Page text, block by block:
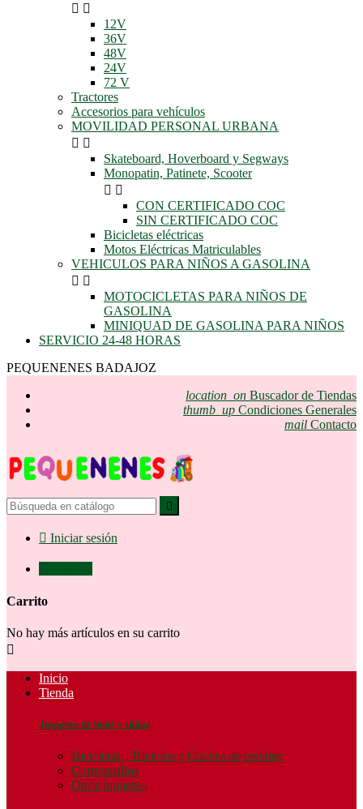
 
12V
36V
48V
24V
72 V
Tractores
Accesorios para vehículos
MOVILIDAD PERSONAL URBANA
 
Skateboard, Hoverboard y Segways
Monopatin, Patinete, Scooter
 
CON CERTIFICADO COC
SIN CERTIFICADO COC
Bicicletas eléctricas
Motos Eléctricas Matriculables
VEHICULOS PARA NIÑOS A GASOLINA
 
MOTOCICLETAS PARA NIÑOS DE
GASOLINA
MINIQUAD DE GASOLINA PARA NIÑOS
SERVICIO 24-48 HORAS
PEQUENENES BADAJOZ
location_on Buscador de Tiendas
thumb_up Condiciones Generales
mail Contacto

 Iniciar sesión
Carrito
No hay más artículos en su carrito

Inicio
Tienda
Juguetes de bebé y niños
Bicicletas , Triciclos y Coches de pedales
Correpasillos
Otros juguetes